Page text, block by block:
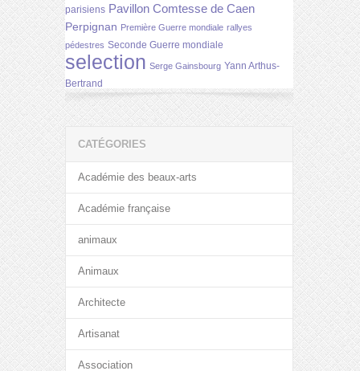
parisiens Pavillon Comtesse de Caen
Perpignan Première Guerre mondiale rallyes
pédestres Seconde Guerre mondiale
selection Serge Gainsbourg Yann Arthus-
Bertrand
CATÉGORIES
Académie des beaux-arts
Académie française
animaux
Animaux
Architecte
Artisanat
Association